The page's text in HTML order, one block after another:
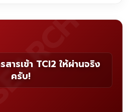
ารเข้า TCI2 ให้ผ่านจริง
ครับ!